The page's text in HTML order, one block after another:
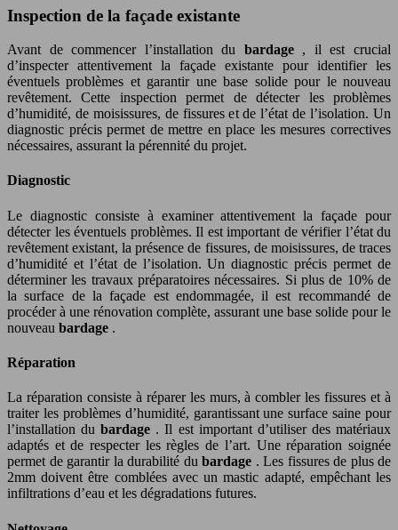
Inspection de la façade existante
Avant de commencer l’installation du bardage , il est crucial
d’inspecter attentivement la façade existante pour identifier les
éventuels problèmes et garantir une base solide pour le nouveau
revêtement. Cette inspection permet de détecter les problèmes
d’humidité, de moisissures, de fissures et de l’état de l’isolation. Un
diagnostic précis permet de mettre en place les mesures correctives
nécessaires, assurant la pérennité du projet.
Diagnostic
Le diagnostic consiste à examiner attentivement la façade pour
détecter les éventuels problèmes. Il est important de vérifier l’état du
revêtement existant, la présence de fissures, de moisissures, de traces
d’humidité et l’état de l’isolation. Un diagnostic précis permet de
déterminer les travaux préparatoires nécessaires. Si plus de 10% de
la surface de la façade est endommagée, il est recommandé de
procéder à une rénovation complète, assurant une base solide pour le
nouveau bardage .
Réparation
La réparation consiste à réparer les murs, à combler les fissures et à
traiter les problèmes d’humidité, garantissant une surface saine pour
l’installation dubardage . Il est important d’utiliser des matériaux
adaptés et de respecter les règles de l’art. Une réparation soignée
permet de garantir la durabilité du bardage . Les fissures de plus de
2mm doivent être comblées avec un mastic adapté, empêchant les
infiltrations d’eau et les dégradations futures.